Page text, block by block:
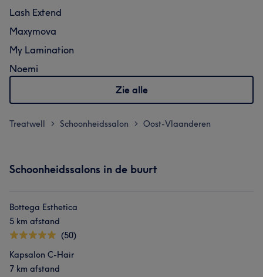
Lash Extend
Maxymova
My Lamination
Noemi
Zie alle
Treatwell > Schoonheidssalon > Oost-Vlaanderen
Schoonheidssalons in de buurt
Bottega Esthetica
5 km afstand
(50)
Kapsalon C-Hair
7 km afstand